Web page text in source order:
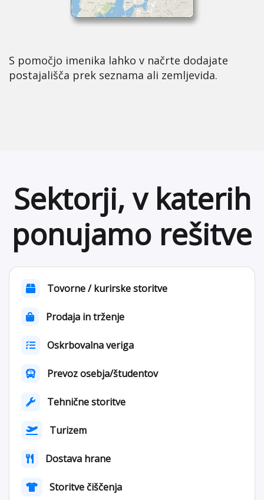
S pomočjo imenika lahko v načrte dodajate
postajališča prek seznama ali zemljevida.
Sektorji, v katerih
ponujamo rešitve
Tovorne / kurirske storitve
Prodaja in trženje
Oskrbovalna veriga
Prevoz osebja/študentov
Tehnične storitve
Turizem
Dostava hrane
Storitve čiščenja